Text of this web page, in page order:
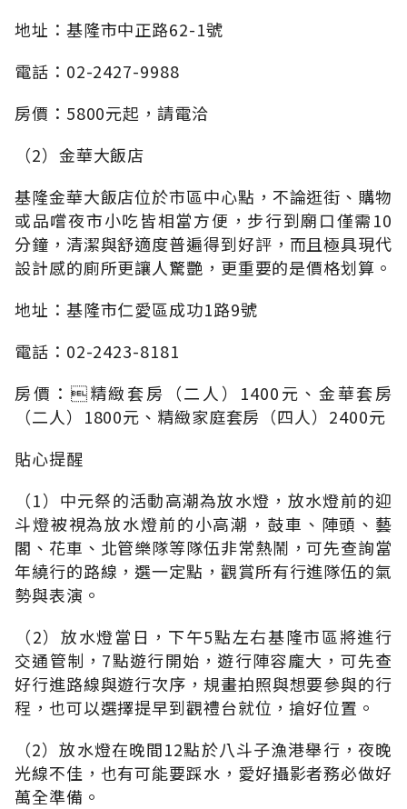
地址：基隆市中正路62-1號
電話：02-2427-9988
房價：5800元起，請電洽
（2）金華大飯店
基隆金華大飯店位於市區中心點，不論逛街、購物
或品嚐夜市小吃皆相當方便，步行到廟口僅需10
分鐘，清潔與舒適度普遍得到好評，而且極具現代
設計感的廁所更讓人驚艷，更重要的是價格划算。
地址：基隆市仁愛區成功1路9號
電話：02-2423-8181
房價：精緻套房（二人）1400元、金華套房
（二人）1800元、精緻家庭套房（四人）2400元
貼心提醒
（1）中元祭的活動高潮為放水燈，放水燈前的迎
斗燈被視為放水燈前的小高潮，鼓車、陣頭、藝
閣、花車、北管樂隊等隊伍非常熱鬧，可先查詢當
年繞行的路線，選一定點，觀賞所有行進隊伍的氣
勢與表演。
（2）放水燈當日，下午5點左右基隆市區將進行
交通管制，7點遊行開始，遊行陣容龐大，可先查
好行進路線與遊行次序，規畫拍照與想要參與的行
程，也可以選擇提早到觀禮台就位，搶好位置。
（2）放水燈在晚間12點於八斗子漁港舉行，夜晚
光線不佳，也有可能要踩水，愛好攝影者務必做好
萬全準備。